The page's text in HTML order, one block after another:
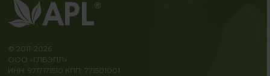
© 2011-2026
ООО «ГЛБЭПЛ»
ИНН: 9717171510 КПП: 771501001